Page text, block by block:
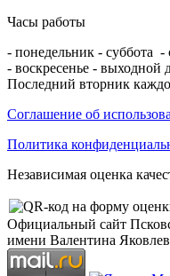
Часы работы
- понедельник - суббота -
- воскресенье - выходной
Последний вторник
Соглашение об
Политика
Независимая оценка
Официальный сайт
имени Валентина